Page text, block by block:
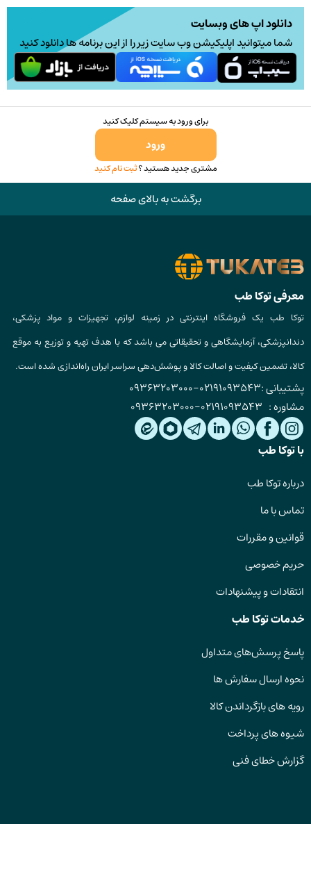
دانلود اپ های وبسایت
شما میتوانید اپلیکیشن وب سایت زیر را از این برنامه ها دانلود کنید
برای ورود به سیستم کلیک کنید
ورود
مشتری جدید هستید ؟ثبت نام کنید
برگشت به بالای صفحه
معرفی توکا طب
توکا طب یک فروشگاه اینترنتی در زمینه لوازم، تجهیزات و مواد پزشکی،
دندانپزشکی، آزمایشگاهی و تحقیقاتی می باشد که با هدف تهیه و توزیع به موقع
کالا، تضمین کیفیت و اصالت کالا و پوشش‌دهی سراسر ایران راه‌اندازی شده است.
پشتیبانی :02191093543
-
09363203000
مشاوره : 02191093543
-
09363203000
با توکا طب
درباره توکا طب
تماس با ما
قوانین و مقررات
حریم خصوصی
انتقادات و پیشنهادات
خدمات توکا طب
پاسخ پرسش‌های متداول
نحوه ارسال سفارش ها
رویه های بازگرداندن کالا
شیوه های پرداخت
گزارش خطای فنی